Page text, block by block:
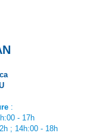
:
- 17h
; 14h:00 - 18h